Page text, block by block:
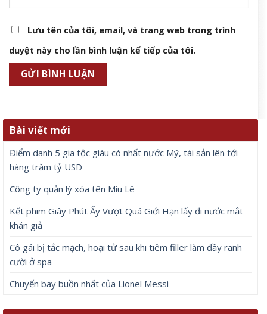
Lưu tên của tôi, email, và trang web trong trình
duyệt này cho lần bình luận kế tiếp của tôi.
Bài viết mới
Điểm danh 5 gia tộc giàu có nhất nước Mỹ, tài sản lên tới
hàng trăm tỷ USD
Công ty quản lý xóa tên Miu Lê
Kết phim Giây Phút Ấy Vượt Quá Giới Hạn lấy đi nước mắt
khán giả
Cô gái bị tắc mạch, hoại tử sau khi tiêm filler làm đầy rãnh
cười ở spa
Chuyến bay buồn nhất của Lionel Messi